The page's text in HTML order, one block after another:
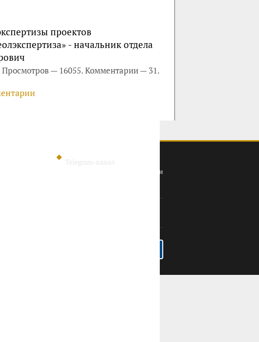
проектов
- начальник отдела
Просмотров — 16055. Комментарии — 31.
Политика конфиденциальности